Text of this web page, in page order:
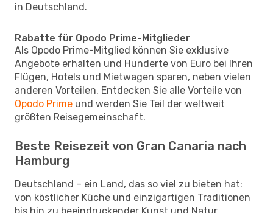
in Deutschland.
Rabatte für Opodo Prime-Mitglieder
Als Opodo Prime-Mitglied können Sie exklusive
Angebote erhalten und Hunderte von Euro bei Ihren
Flügen, Hotels und Mietwagen sparen, neben vielen
anderen Vorteilen. Entdecken Sie alle Vorteile von
Opodo Prime und werden Sie Teil der weltweit
größten Reisegemeinschaft.
Beste Reisezeit von Gran Canaria nach
Hamburg
Deutschland – ein Land, das so viel zu bieten hat:
von köstlicher Küche und einzigartigen Traditionen